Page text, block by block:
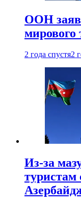
ООН
мирового
2 года спустя2
Из-за
туристам